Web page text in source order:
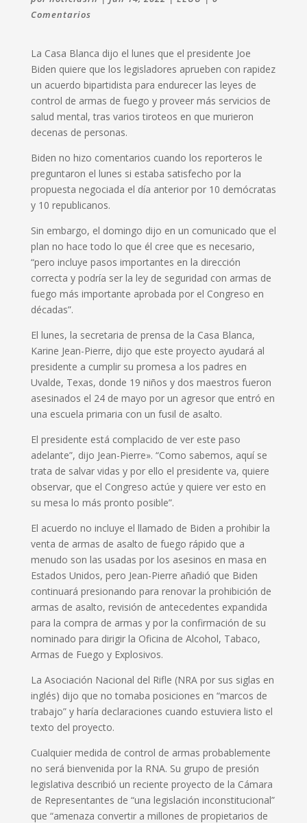
Comentarios
La Casa Blanca dijo el lunes que el presidente Joe
Biden quiere que los legisladores aprueben con rapidez
un acuerdo bipartidista para endurecer las leyes de
control de armas de fuego y proveer más servicios de
salud mental, tras varios tiroteos en que murieron
decenas de personas.
Biden no hizo comentarios cuando los reporteros le
preguntaron el lunes si estaba satisfecho por la
propuesta negociada el día anterior por 10 demócratas
y 10 republicanos.
Sin embargo, el domingo dijo en un comunicado que el
plan no hace todo lo que él cree que es necesario,
“pero incluye pasos importantes en la dirección
correcta y podría ser la ley de seguridad con armas de
fuego más importante aprobada por el Congreso en
décadas”.
El lunes, la secretaria de prensa de la Casa Blanca,
Karine Jean-Pierre, dijo que este proyecto ayudará al
presidente a cumplir su promesa a los padres en
Uvalde, Texas, donde 19 niños y dos maestros fueron
asesinados el 24 de mayo por un agresor que entró en
una escuela primaria con un fusil de asalto.
El presidente está complacido de ver este paso
adelante”, dijo Jean-Pierre». “Como sabemos, aquí se
trata de salvar vidas y por ello el presidente va, quiere
observar, que el Congreso actúe y quiere ver esto en
su mesa lo más pronto posible”.
El acuerdo no incluye el llamado de Biden a prohibir la
venta de armas de asalto de fuego rápido que a
menudo son las usadas por los asesinos en masa en
Estados Unidos, pero Jean-Pierre añadió que Biden
continuará presionando para renovar la prohibición de
armas de asalto, revisión de antecedentes expandida
para la compra de armas y por la confirmación de su
nominado para dirigir la Oficina de Alcohol, Tabaco,
Armas de Fuego y Explosivos.
La Asociación Nacional del Rifle (NRA por sus siglas en
inglés) dijo que no tomaba posiciones en “marcos de
trabajo” y haría declaraciones cuando estuviera listo el
texto del proyecto.
Cualquier medida de control de armas probablemente
no será bienvenida por la RNA. Su grupo de presión
legislativa describió un reciente proyecto de la Cámara
de Representantes de “una legislación inconstitucional”
que “amenaza convertir a millones de propietarios de